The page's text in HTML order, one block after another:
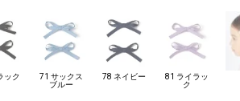
ック
71 サックス
ブルー
78 ネイビー
81 ライラッ
ク